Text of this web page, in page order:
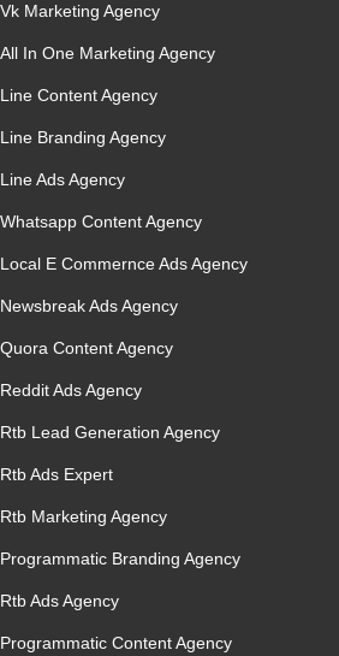
Vk Marketing Agency
All In One Marketing Agency
Line Content Agency
Line Branding Agency
Line Ads Agency
Whatsapp Content Agency
Local E Commernce Ads Agency
Newsbreak Ads Agency
Quora Content Agency
Reddit Ads Agency
Rtb Lead Generation Agency
Rtb Ads Expert
Rtb Marketing Agency
Programmatic Branding Agency
Rtb Ads Agency
Programmatic Content Agency